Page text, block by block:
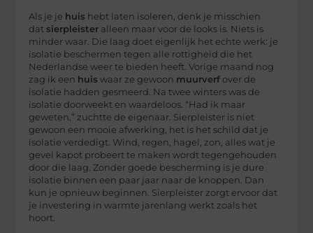
Als je je huis hebt laten isoleren, denk je misschien
datsierpleister alleen maar voor de looks is. Niets is
minder waar. Die laag doet eigenlijk het echte werk: je
isolatie beschermen tegen alle rottigheid die het
Nederlandse weer te bieden heeft. Vorige maand nog
zag ik een huis waar ze gewoon muurverf over de
isolatie hadden gesmeerd. Na twee winters was de
isolatie doorweekt en waardeloos. “Had ik maar
geweten,” zuchtte de eigenaar. Sierpleister is niet
gewoon een mooie afwerking, het is het schild dat je
isolatie verdedigt. Wind, regen, hagel, zon, alles wat je
gevel kapot probeert te maken wordt tegengehouden
door die laag. Zonder goede bescherming is je dure
isolatie binnen een paar jaar naar de knoppen. Dan
kun je opnieuw beginnen. Sierpleister zorgt ervoor dat
je investering in warmte jarenlang werkt zoals het
hoort.